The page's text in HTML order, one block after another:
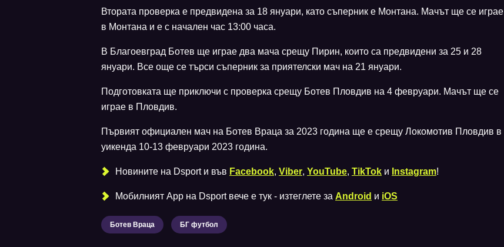
Втората проверка е предвидена за 18 януари, като съперник е Монтана. Мачът ще се играе
в Монтана и е с начален час 13:00 часа.
В Благоевград Ботев ще играе два мача срещу Пирин, които са предвидени за 25 и 28
януари. Все още се търси съперник за приятелски мач на 21 януари.
Подготовката ще приключи с проверка срещу Ботев Пловдив на 4 февруари. Мачът ще се
играе в Пловдив.
Първият официален мач на Ботев Враца за 2023 година ще е срещу Локомотив Пловдив в
уикенда 10-13 февруари 2023 година.
Новините на Dsport и във Facebook, Viber, YouTube, TikTok и Instagram!
Мобилният Аpp на Dsport вече е тук - изтеглете за Android и iOS
Ботев Враца БГ футбол